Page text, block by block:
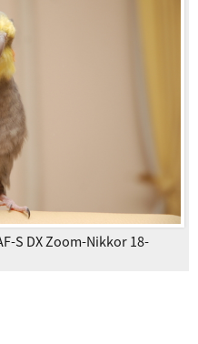
S DX Zoom-Nikkor 18-